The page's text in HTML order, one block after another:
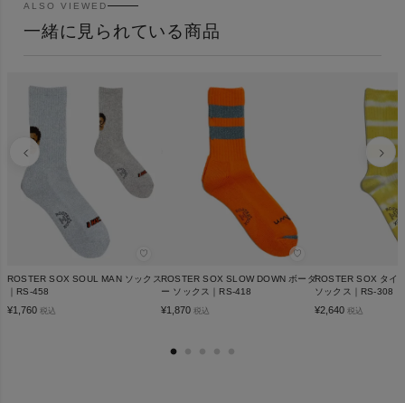
ALSO VIEWED
一緒に見られている商品
♡
ROSTER SOX SOUL MAN ソックス
｜RS-458
¥1,760 税込
♡
ROSTER SOX SLOW DOWN ボーダ
ー ソックス｜RS-418
¥1,870 税込
ROSTER SOX タイ
ソックス｜RS-308
¥2,640 税込